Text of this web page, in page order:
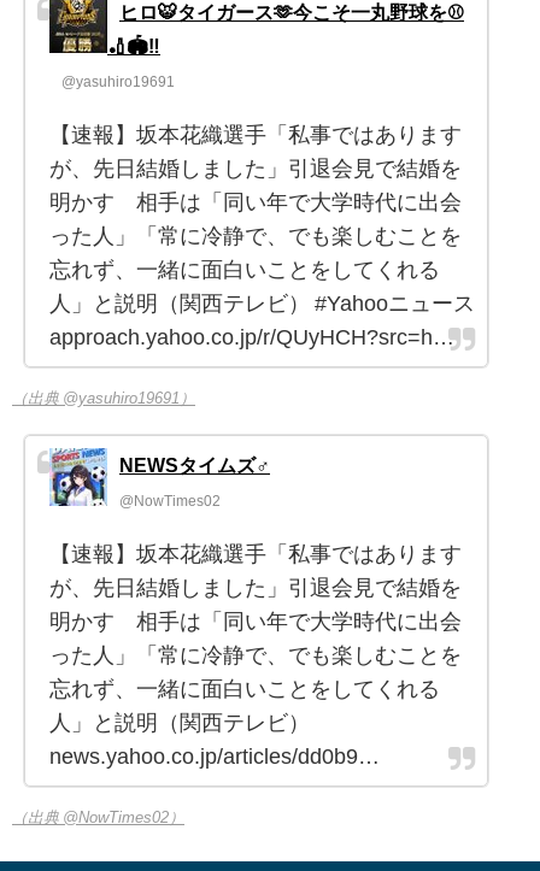
ヒロ🐯タイガース🫶今こそ一丸野球を⚾️
🏏🏟️‼️
@yasuhiro19691
【速報】坂本花織選手「私事ではあります
が、先日結婚しました」引退会見で結婚を
明かす 相手は「同い年で大学時代に出会
った人」「常に冷静で、でも楽しむことを
忘れず、一緒に面白いことをしてくれる
人」と説明（関西テレビ） #Yahooニュース
approach.yahoo.co.jp/r/QUyHCH?src=h…
（出典 @yasuhiro19691）
NEWSタイムズ♂︎
@NowTimes02
【速報】坂本花織選手「私事ではあります
が、先日結婚しました」引退会見で結婚を
明かす 相手は「同い年で大学時代に出会
った人」「常に冷静で、でも楽しむことを
忘れず、一緒に面白いことをしてくれる
人」と説明（関西テレビ）
news.yahoo.co.jp/articles/dd0b9…
（出典 @NowTimes02）